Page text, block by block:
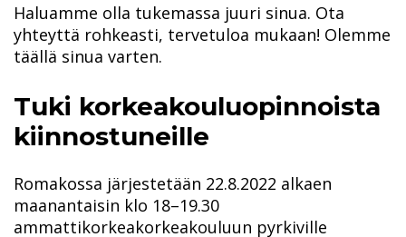
Haluamme olla tukemassa juuri sinua. Ota
yhteyttä rohkeasti, tervetuloa mukaan! Olemme
täällä sinua varten.
Tuki korkeakouluopinnoista
kiinnostuneille
Romakossa järjestetään 22.8.2022 alkaen
maanantaisin klo 18–19.30
ammattikorkeakorkeakouluun pyrkiville